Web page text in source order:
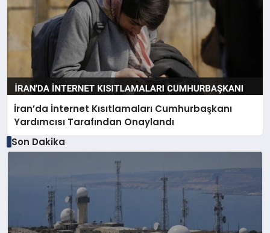
İran’da İnternet Kısıtlamaları Cumhurbaşkanı
Yardımcısı Tarafından Onaylandı
Son Dakika